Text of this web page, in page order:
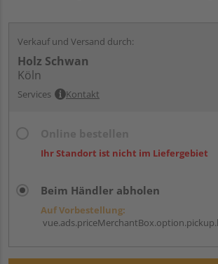
Verkauf und Versand durch:
Holz Schwan
Köln
Services Kontakt
Ihr Standort ist nicht im Liefergebiet
Beim Händler abholen
Auf Vorbestellung: